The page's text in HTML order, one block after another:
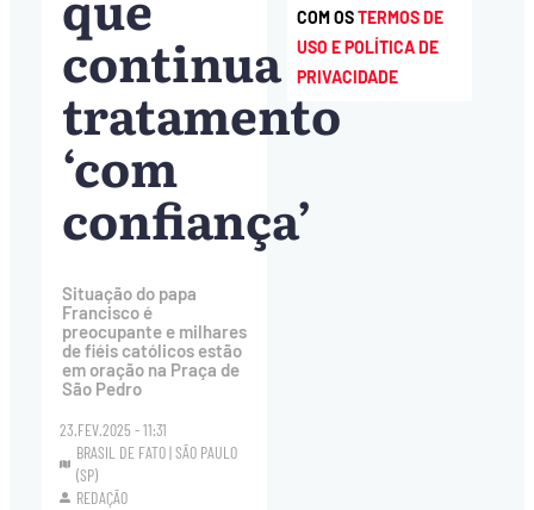
continua
tratamento
‘com
confiança’
Situação do papa
Francisco é
preocupante e milhares
de fiéis católicos estão
em oração na Praça de
São Pedro
23.FEV.2025 - 11:31
BRASIL DE FATO | SÃO PAULO
(SP)
REDAÇÃO
COM OSTERMOS DE
USO E POLÍTICA DE
PRIVACIDADE